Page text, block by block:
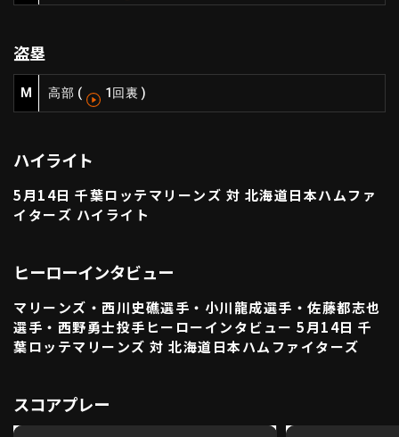
利用規約
盗塁
M 高部 ( 1回裏 )
ハイライト
5月14日 千葉ロッテマリーンズ 対 北海道日本ハムファ
イターズ ハイライト
ヒーローインタビュー
マリーンズ・西川史礁選手・小川龍成選手・佐藤都志也
選手・西野勇士投手ヒーローインタビュー 5月14日 千
葉ロッテマリーンズ 対 北海道日本ハムファイターズ
スコアプレー